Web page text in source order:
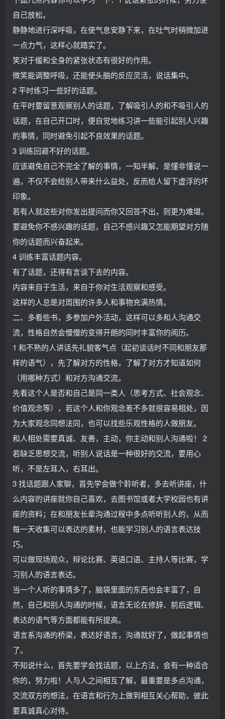
自己放松。
静静地进行深呼吸，在使气息安静下来，在吐气时稍微加进
一点力气，这样心就踏实了。
笑对于缓和全身的紧张状态有很好的作用。
微笑能调整呼吸，还能使头脑的反应灵活，说话集中。
2 平时练习一些好的话题。
在平时要留意观察别人的话题，了解吸引人的和不吸引人的
话题，在自己开口时，便自觉地练习讲一些能引起别人兴趣
的事情，同时避免引起不良效果的话题。
3 训练回避不好的话题。
应该避免自己不完全了解的事情，一知半解、是懂非懂说一
遍，不仅不会给别人带来什么益处，反而给人留下虚浮的坏
印象。
若有人就这些对你发出提问而你又回答不出，则更为难堪。
要避免你不感兴趣的话题，自己不感兴趣又怎能期望对方随
你的话题而兴奋起来。
4 训练丰富话题内容。
有了话题，还得有言谈下去的内容。
内容来自于生活，来自于你对生活观察和感受。
这样的人总是对周围的许多人和事物充满热情。
二、多看些书，多参加户外活动，这样可以多和人沟通交
流，性格自然会慢慢的变得开朗的同时丰富你的阅历。
1 和不熟的人讲话先礼貌客气点（起初谈话时不同和朋友那
样的语气），先了解对方的性格，了解了对方才知道如何
（用哪种方式）和对方沟通交流。
先看这个人是否和自己是同一类人（思考方式、社会观念、
价值观念等），若这个人和你观念差不多就很容易相处，因
为大家观念同想法同，也可以找些乐观性格的人做朋友。
和人相处需要真诚、友善，主动，你主动和别人沟通啦！ 2
若缺乏思想交流，听别人说话是一种很好的交流，要用心
听，不是左耳入，右耳出。
3 找话题跟人家聊，首先学会做个聆听者，多去听讲座，什
么内容的讲座就你自己喜欢，去图书馆或者大学校园也有讲
座的资料；在和朋友长辈沟通过程中多点听听别人的，从而
每一天收集可以表达的素材，也能学习别人的语言表达技
巧。
可以做现场观众，辩论比赛、英语口语、主持人等比赛，学
习别人的语言表达。
当一个人听的事情多了，脑袋里面的东西也会丰富了，自
然，自己和别人沟通的时候，语言无论在修辞、前后逻辑、
表达的语气等方面都能有所提高。
语言系沟通的桥梁，表达好语言，沟通就好了，做起事情也
了。
不知说什么，首先要学会找话题，以上方法，会有一种适合
你的，努力啦！人与人之间相互了解，最重要是多点沟通，
交流双方的想法，在语言和行为上做到相互关心帮助，彼此
要真诚真心对待。